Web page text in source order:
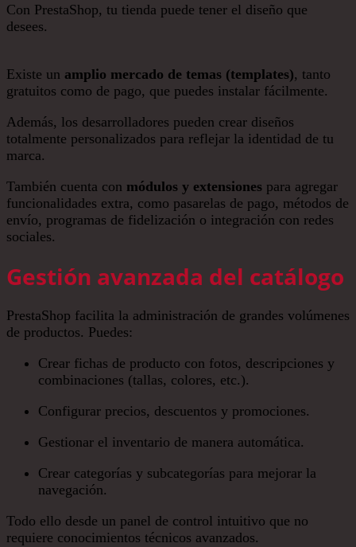
Con PrestaShop, tu tienda puede tener el diseño que
desees.
Existe un amplio mercado de temas (templates), tanto
gratuitos como de pago, que puedes instalar fácilmente.
Además, los desarrolladores pueden crear diseños
totalmente personalizados para reflejar la identidad de tu
marca.
También cuenta con módulos y extensiones para agregar
funcionalidades extra, como pasarelas de pago, métodos de
envío, programas de fidelización o integración con redes
sociales.
Gestión avanzada del catálogo
PrestaShop facilita la administración de grandes volúmenes
de productos. Puedes:
Crear fichas de producto con fotos, descripciones y
combinaciones (tallas, colores, etc.).
Configurar precios, descuentos y promociones.
Gestionar el inventario de manera automática.
Crear categorías y subcategorías para mejorar la
navegación.
Todo ello desde un panel de control intuitivo que no
requiere conocimientos técnicos avanzados.